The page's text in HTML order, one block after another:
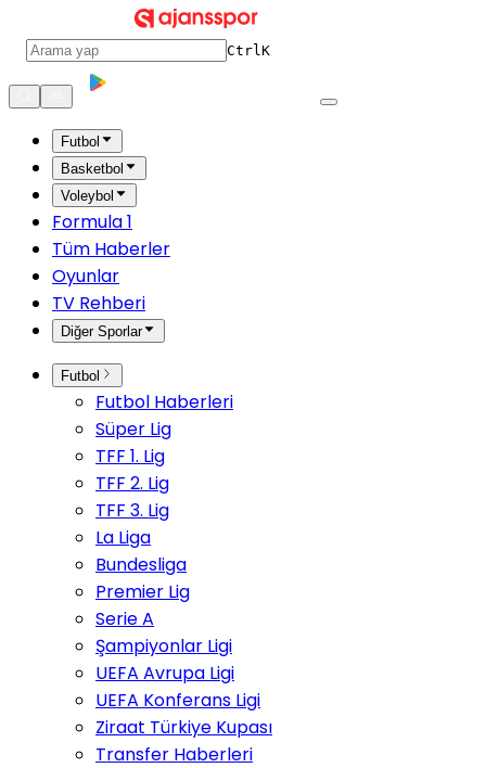
CtrlK
Futbol
Basketbol
Voleybol
Formula 1
Tüm Haberler
Oyunlar
TV Rehberi
Diğer Sporlar
Futbol
Futbol Haberleri
Süper Lig
TFF 1. Lig
TFF 2. Lig
TFF 3. Lig
La Liga
Bundesliga
Premier Lig
Serie A
Şampiyonlar Ligi
UEFA Avrupa Ligi
UEFA Konferans Ligi
Ziraat Türkiye Kupası
Transfer Haberleri